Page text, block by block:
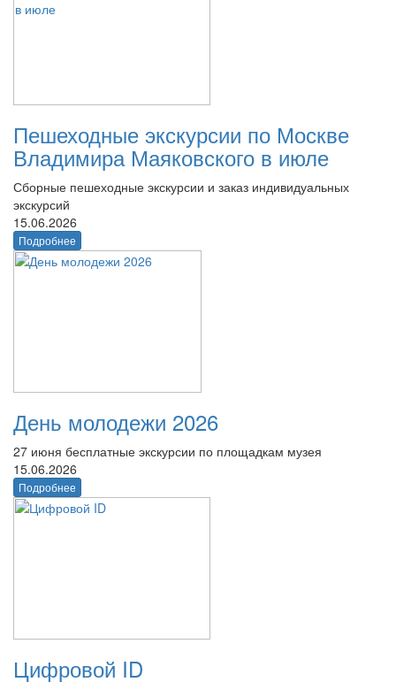
Пешеходные экскурсии по Москве
Владимира Маяковского в июле
Сборные пешеходные экскурсии и заказ индивидуальных
экскурсий
15.06.2026
Подробнее
День молодежи 2026
27 июня бесплатные экскурсии по площадкам музея
15.06.2026
Подробнее
Цифровой ID